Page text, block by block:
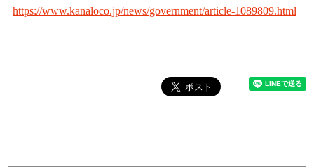
https://www.kanaloco.jp/news/government/article-1089809.html